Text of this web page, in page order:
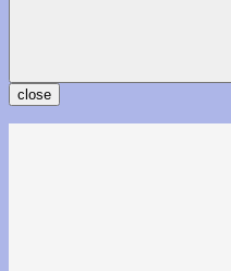
close